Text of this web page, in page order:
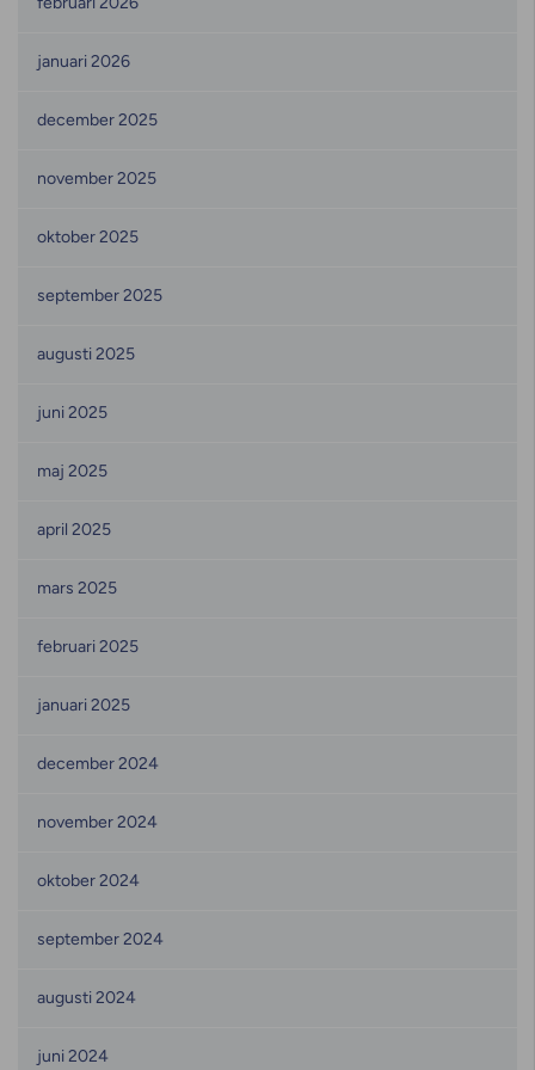
januari 2026
december 2025
november 2025
oktober 2025
september 2025
augusti 2025
juni 2025
maj 2025
april 2025
mars 2025
februari 2025
januari 2025
december 2024
november 2024
oktober 2024
september 2024
augusti 2024
juni 2024